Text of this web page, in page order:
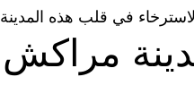
في قلب هذه المدينة